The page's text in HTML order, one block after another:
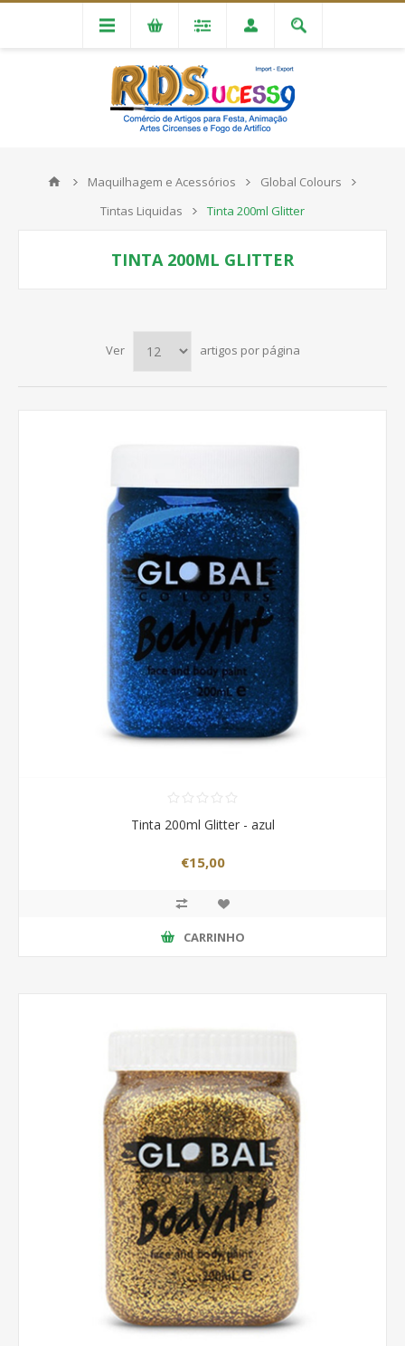
Maquilhagem e Acessórios
Global Colours
Tintas Liquidas
Tinta 200ml Glitter
TINTA 200ML GLITTER
Ver artigos por página
Tinta 200ml Glitter - azul
€15,00
CARRINHO